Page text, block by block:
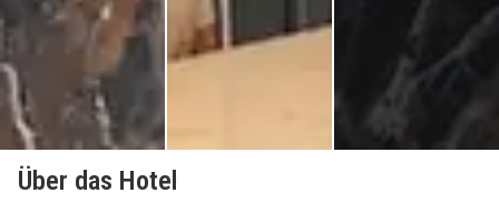
Über das Hotel